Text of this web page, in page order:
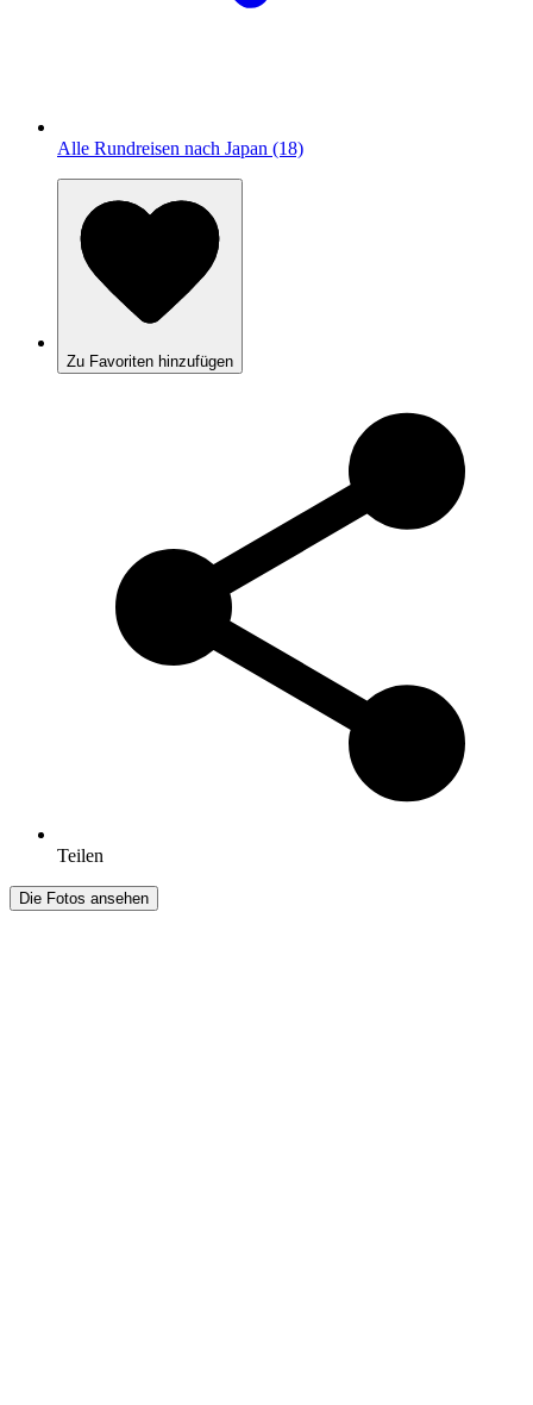
Alle Rundreisen nach Japan (18)
Zu Favoriten hinzufügen
Teilen
Die Fotos ansehen